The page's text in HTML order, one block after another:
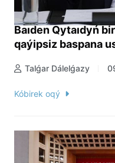
Baıden Qytaıdyń
qaýipsiz baspana
Talǵar Dálelǵazy
Kóbirek oqý